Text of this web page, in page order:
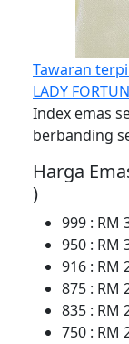
Tawaran
LADY
Index emas
berbanding
Harga
)
999 : RM
950 : RM
916 : RM
875 : RM
835 : RM
750 : RM